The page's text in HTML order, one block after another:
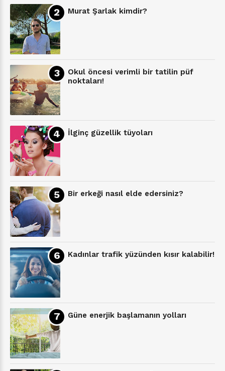
Murat Şarlak kimdir?
Okul öncesi verimli bir tatilin püf
noktaları!
İlginç güzellik tüyoları
Bir erkeği nasıl elde edersiniz?
Kadınlar trafik yüzünden kısır kalabilir!
Güne enerjik başlamanın yolları